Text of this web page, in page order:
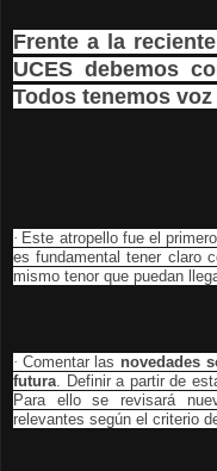
Frente a la
UCES debemos
Todos tenemos
· Este atropello fue el
es fundamental tener claro
mismo tenor que puedan
· Comentar las novedades
futura. Definir a partir de
Para ello se revisará
relevantes según el criterio